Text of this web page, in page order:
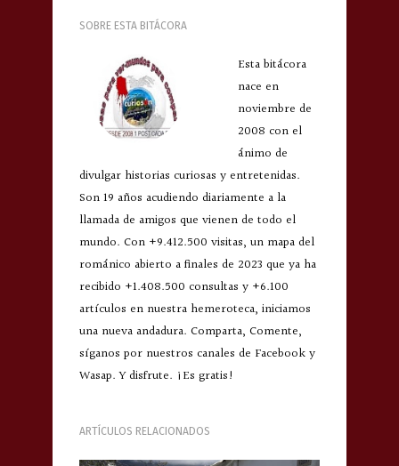
SOBRE ESTA BITÁCORA
Esta bitácora
nace en
noviembre de
2008 con el
ánimo de
divulgar historias curiosas y entretenidas.
Son 19 años acudiendo diariamente a la
llamada de amigos que vienen de todo el
mundo. Con +9.412.500 visitas, un mapa del
románico abierto a finales de 2023 que ya ha
recibido +1.408.500 consultas y +6.100
artículos en nuestra hemeroteca, iniciamos
una nueva andadura. Comparta, Comente,
síganos por nuestros canales de Facebook y
Wasap. Y disfrute. ¡Es gratis!
ARTÍCULOS RELACIONADOS